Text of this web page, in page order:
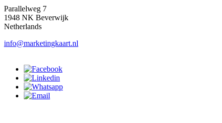
Parallelweg 7
1948 NK Beverwijk
Netherlands
info@marketingkaart.nl